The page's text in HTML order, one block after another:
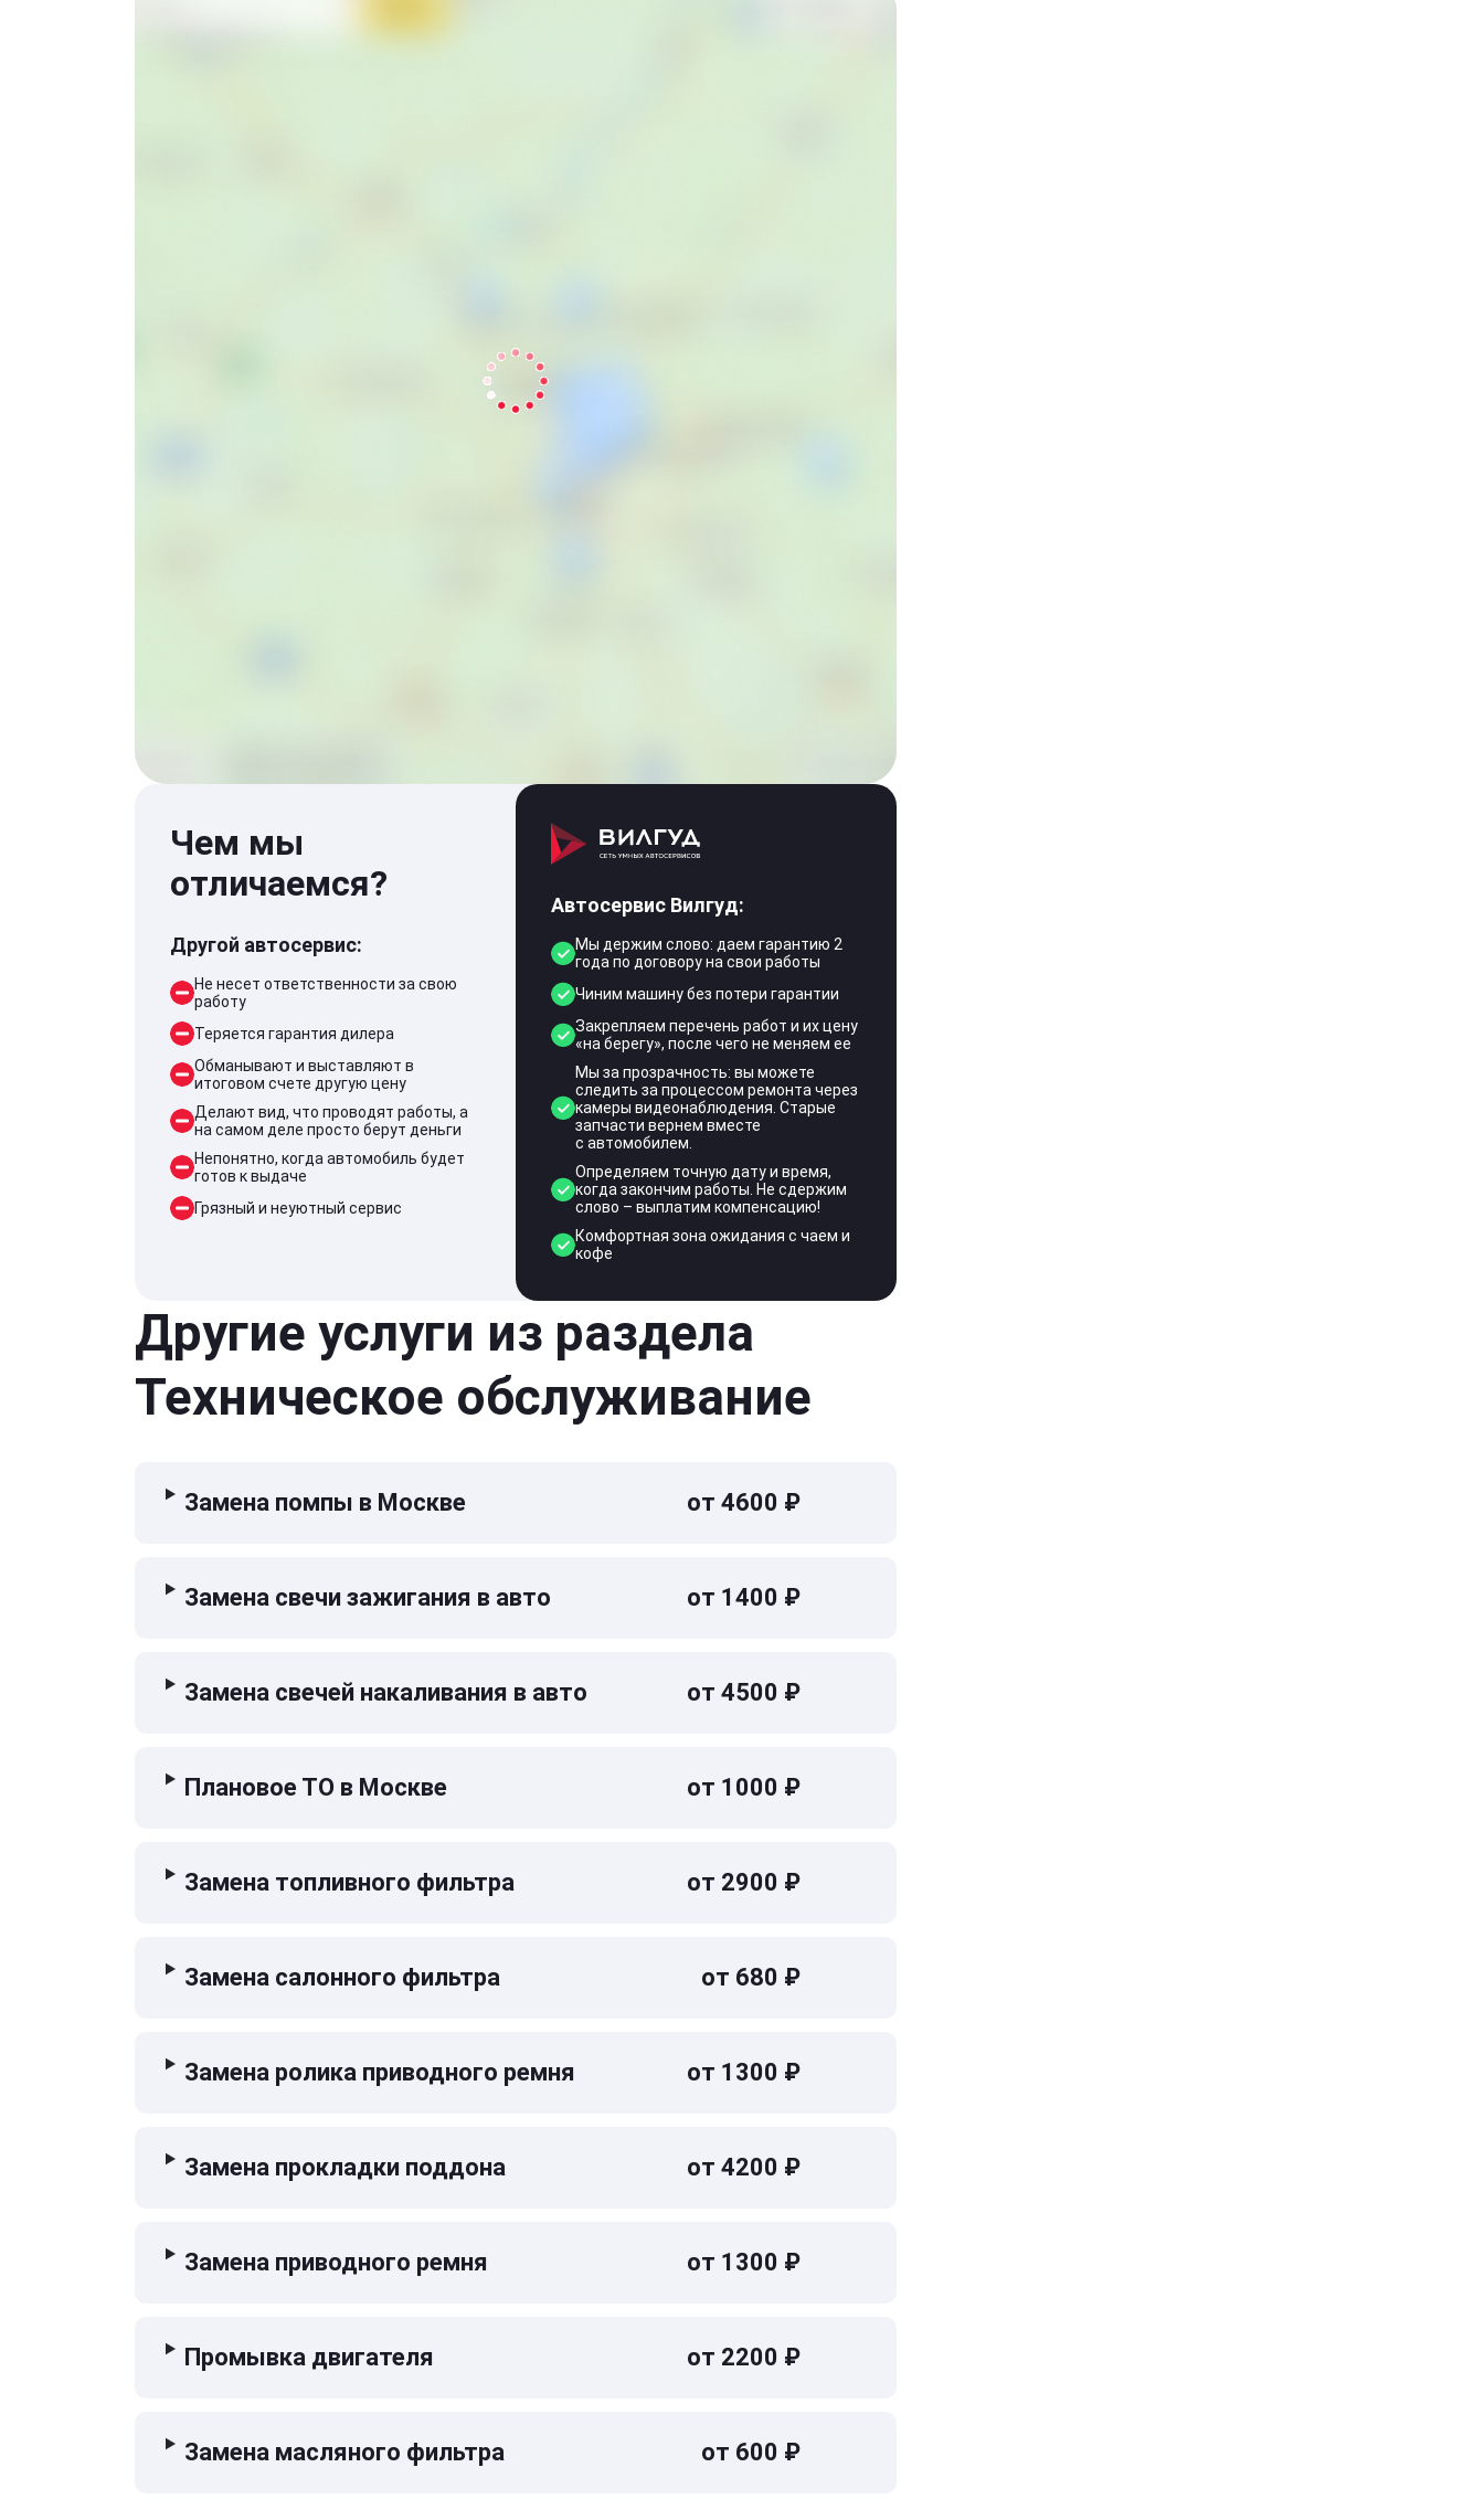
Чем мы
отличаемся?
Другой автосервис:
Не несет ответственности за свою
работу
Теряется гарантия дилера
Обманывают и выставляют в
итоговом счете другую цену
Делают вид, что проводят работы, а
на самом деле просто берут деньги
Непонятно, когда автомобиль будет
готов к выдаче
Грязный и неуютный сервис
Автосервис Вилгуд:
Мы держим слово: даем гарантию 2
года по договору на свои работы
Чиним машину без потери гарантии
Закрепляем перечень работ и их цену
«на берегу», после чего не меняем ее
Мы за прозрачность: вы можете
следить за процессом ремонта через
камеры видеонаблюдения. Старые
запчасти вернем вместе
с автомобилем.
Определяем точную дату и время,
когда закончим работы. Не сдержим
слово – выплатим компенсацию!
Комфортная зона ожидания с чаем и
кофе
Другие услуги из раздела
Техническое обслуживание
Замена помпы в Москве от 4600 ₽
Замена свечи зажигания в авто от 1400 ₽
Замена свечей накаливания в авто от 4500 ₽
Плановое ТО в Москве от 1000 ₽
Замена топливного фильтра от 2900 ₽
Замена салонного фильтра от 680 ₽
Замена ролика приводного ремня от 1300 ₽
Замена прокладки поддона от 4200 ₽
Замена приводного ремня от 1300 ₽
Промывка двигателя от 2200 ₽
Замена масляного фильтра от 600 ₽